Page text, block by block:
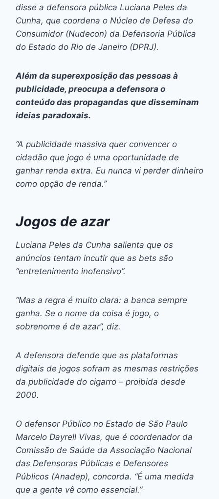
disse a defensora pública Luciana Peles da
Cunha, que coordena o Núcleo de Defesa do
Consumidor (Nudecon) da Defensoria Pública
do Estado do Rio de Janeiro (DPRJ).
Além da superexposição das pessoas à
publicidade, preocupa a defensora o
conteúdo das propagandas que disseminam
ideias paradoxais.
“A publicidade massiva quer convencer o
cidadão que jogo é uma oportunidade de
ganhar renda extra. Eu nunca vi perder dinheiro
como opção de renda.”
Jogos de azar
Luciana Peles da Cunha salienta que os
anúncios tentam incutir que as bets são
“entretenimento inofensivo”.
“Mas a regra é muito clara: a banca sempre
ganha. Se o nome da coisa é jogo, o
sobrenome é de azar”, diz.
A defensora defende que as plataformas
digitais de jogos sofram as mesmas restrições
da publicidade do cigarro – proibida desde
2000.
O defensor Público no Estado de São Paulo
Marcelo Dayrell Vivas, que é coordenador da
Comissão de Saúde da Associação Nacional
das Defensoras Públicas e Defensores
Públicos (Anadep), concorda. “É uma medida
que a gente vê como essencial.”